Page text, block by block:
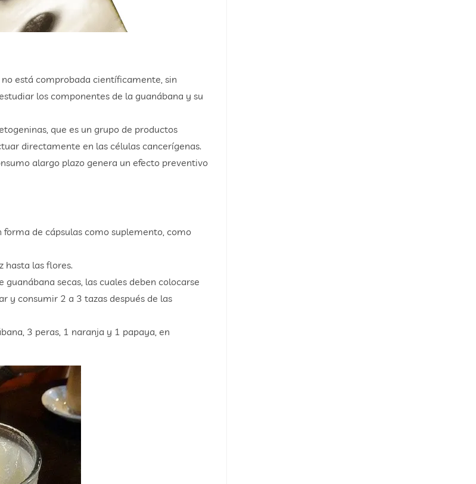
está comprobada científicamente, sin
los componentes de la guanábana y su
que es un grupo de productos
directamente en las células cancerígenas.
alargo plazo genera un efecto preventivo
de cápsulas como suplemento, como
hasta las flores.
secas, las cuales deben colocarse
y consumir 2 a 3 tazas después de las
3 peras, 1 naranja y 1 papaya, en